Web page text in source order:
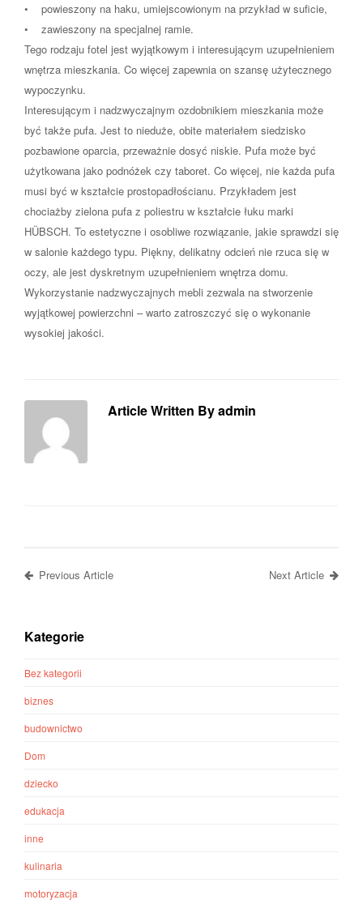
• powieszony na haku, umiejscowionym na przykład w suficie,
• zawieszony na specjalnej ramie.
Tego rodzaju fotel jest wyjątkowym i interesującym uzupełnieniem
wnętrza mieszkania. Co więcej zapewnia on szansę użytecznego
wypoczynku.
Interesującym i nadzwyczajnym ozdobnikiem mieszkania może
być także pufa. Jest to nieduże, obite materiałem siedzisko
pozbawione oparcia, przeważnie dosyć niskie. Pufa może być
użytkowana jako podnóżek czy taboret. Co więcej, nie każda pufa
musi być w kształcie prostopadłościanu. Przykładem jest
chociażby zielona pufa z poliestru w kształcie łuku marki
HÜBSCH. To estetyczne i osobliwe rozwiązanie, jakie sprawdzi się
w salonie każdego typu. Piękny, delikatny odcień nie rzuca się w
oczy, ale jest dyskretnym uzupełnieniem wnętrza domu.
Wykorzystanie nadzwyczajnych mebli zezwala na stworzenie
wyjątkowej powierzchni – warto zatroszczyć się o wykonanie
wysokiej jakości.
Article Written By admin
Previous Article Next Article
Kategorie
Bez kategorii
biznes
budownictwo
Dom
dziecko
edukacja
inne
kulinaria
motoryzacja